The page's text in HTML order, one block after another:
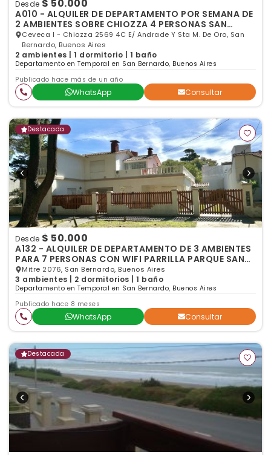
Desde $ 50.000
A010 - ALQUILER DE DEPARTAMENTO POR SEMANA DE
2 AMBIENTES SOBRE CHIOZZA 4 PERSONAS SAN
BERNARDO
Ceveca I - Chiozza 2569 4C E/ Andrade Y Sta M. De Oro, San
Bernardo, Buenos Aires
2 ambientes | 1 dormitorio | 1 baño
Departamento en Temporal en San Bernardo, Buenos Aires
Publicado hace más de un año
WhatsApp Consultar
Destacada
Desde $ 50.000
A132 - ALQUILER DE DEPARTAMENTO DE 3 AMBIENTES
PARA 7 PERSONAS CON WIFI PARRILLA PARQUE SAN
BERNARDO
Mitre 2076, San Bernardo, Buenos Aires
3 ambientes | 2 dormitorios | 1 baño
Departamento en Temporal en San Bernardo, Buenos Aires
Publicado hace 8 meses
WhatsApp Consultar
Destacada